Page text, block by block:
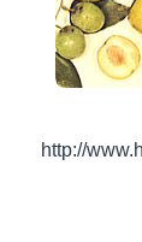
http://